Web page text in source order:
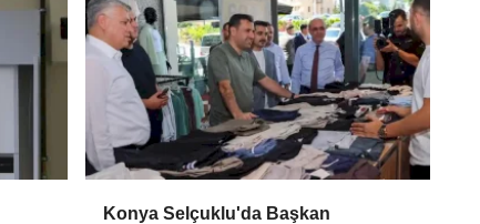
Konya Selçuklu'da Başkan